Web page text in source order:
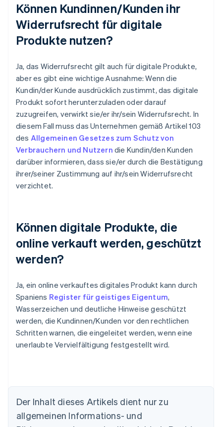
Können Kundinnen/Kunden ihr
Widerrufsrecht für digitale
Produkte nutzen?
Ja, das Widerrufsrecht gilt auch für digitale Produkte,
aber es gibt eine wichtige Ausnahme: Wenn die
Kundin/der Kunde ausdrücklich zustimmt, das digitale
Produkt sofort herunterzuladen oder darauf
zuzugreifen, verwirkt sie/er ihr/sein Widerrufsrecht. In
diesem Fall muss das Unternehmen gemäß Artikel 103
des Allgemeinen Gesetzes zum Schutz von
Verbrauchern und Nutzern die Kundin/den Kunden
darüber informieren, dass sie/er durch die Bestätigung
ihrer/seiner Zustimmung auf ihr/sein Widerrufsrecht
verzichtet.
Können digitale Produkte, die
online verkauft werden, geschützt
werden?
Ja, ein online verkauftes digitales Produkt kann durch
Spaniens Register für geistiges Eigentum,
Wasserzeichen und deutliche Hinweise geschützt
werden, die Kundinnen/Kunden vor den rechtlichen
Schritten warnen, die eingeleitet werden, wenn eine
unerlaubte Vervielfältigung festgestellt wird.
Der Inhalt dieses Artikels dient nur zu
allgemeinen Informations- und
Australien